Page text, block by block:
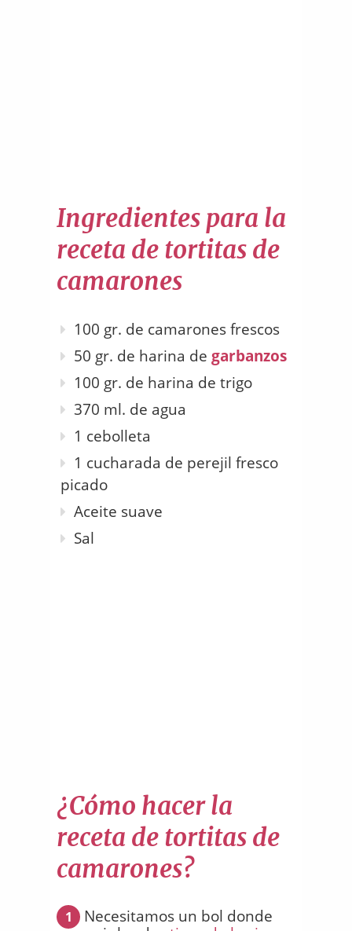
Ingredientes para la
receta de tortitas de
camarones
100 gr. de camarones frescos
50 gr. de harina de garbanzos
100 gr. de harina de trigo
370 ml. de agua
1 cebolleta
1 cucharada de perejil fresco
picado
Aceite suave
Sal
¿Cómo hacer la
receta de tortitas de
camarones?
1
Necesitamos un bol donde